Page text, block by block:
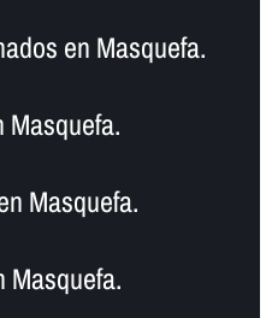
en Masquefa.
Masquefa.
Masquefa.
Masquefa.